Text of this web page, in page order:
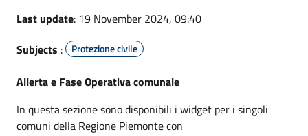
Last update: 19 November 2024, 09:40
Subjects : Protezione civile
Allerta e Fase Operativa comunale
In questa sezione sono disponibili i widget per i singoli
comuni della Regione Piemonte con